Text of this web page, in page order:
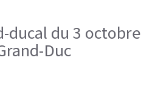
ducal du 3
Duc